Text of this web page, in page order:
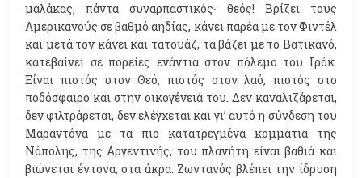
μαλάκας, πάντα συναρπαστικός∙ θεός! Βρίζει τους
Αμερικανούς σε βαθμό αηδίας, κάνει παρέα με τον Φιντέλ
και μετά τον κάνει και τατουάζ, τα βάζει με το Βατικανό,
κατεβαίνει σε πορείες ενάντια στον πόλεμο του Ιράκ.
Είναι πιστός στον Θεό, πιστός στον λαό, πιστός στο
ποδόσφαιρο και στην οικογένειά του. Δεν καναλιζάρεται,
δεν φιλτράρεται, δεν ελέγχεται και γι’ αυτό η σύνδεση του
Μαραντόνα με τα πιο κατατρεγμένα κομμάτια της
Νάπολης, της Αργεντινής, του πλανήτη είναι βαθιά και
βιώνεται έντονα, στα άκρα. Ζωντανός βλέπει την ίδρυση